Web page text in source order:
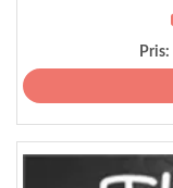
Pris: